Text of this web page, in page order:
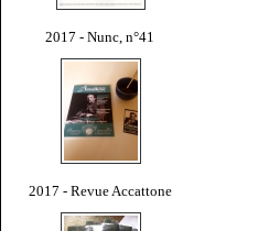
2017 - Nunc, n°41
2017 - Revue Accattone